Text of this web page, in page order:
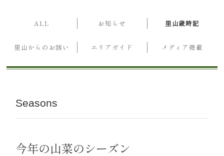
ALL お知らせ 里山歳時記
里山からのお誘い エリアガイド メディア掲載
Seasons
今年の山菜のシーズン